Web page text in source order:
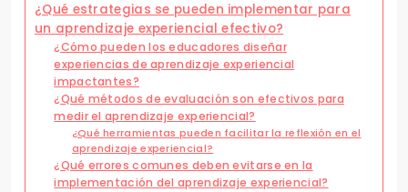
¿Qué estrategias se pueden implementar para
un aprendizaje experiencial efectivo?
¿Cómo pueden los educadores diseñar
experiencias de aprendizaje experiencial
impactantes?
¿Qué métodos de evaluación son efectivos para
medir el aprendizaje experiencial?
¿Qué herramientas pueden facilitar la reflexión en el
aprendizaje experiencial?
¿Qué errores comunes deben evitarse en la
implementación del aprendizaje experiencial?